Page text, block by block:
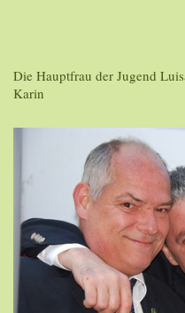
Die Hauptfrau der Jugend
Karin